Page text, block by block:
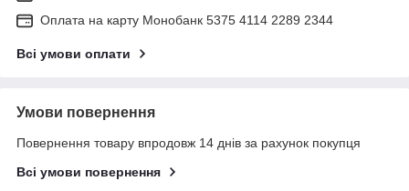
Оплата на карту Монобанк 5375 4114 2289 2344
Всі умови оплати
Умови повернення
Повернення товару впродовж 14 днів за рахунок покупця
Всі умови повернення